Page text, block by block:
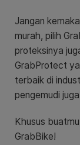
Jangan
murah, pilih
proteksinya
GrabProtect
terbaik di
pengemudi
Khusus
GrabBike!